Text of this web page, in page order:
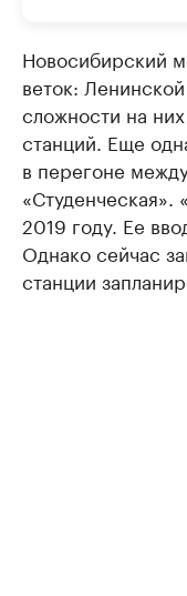
Новосибирский
веток:
сложности на
станций. Еще
в перегоне
«Студенческая».
2019 году. Ее
Однако сейчас
станции